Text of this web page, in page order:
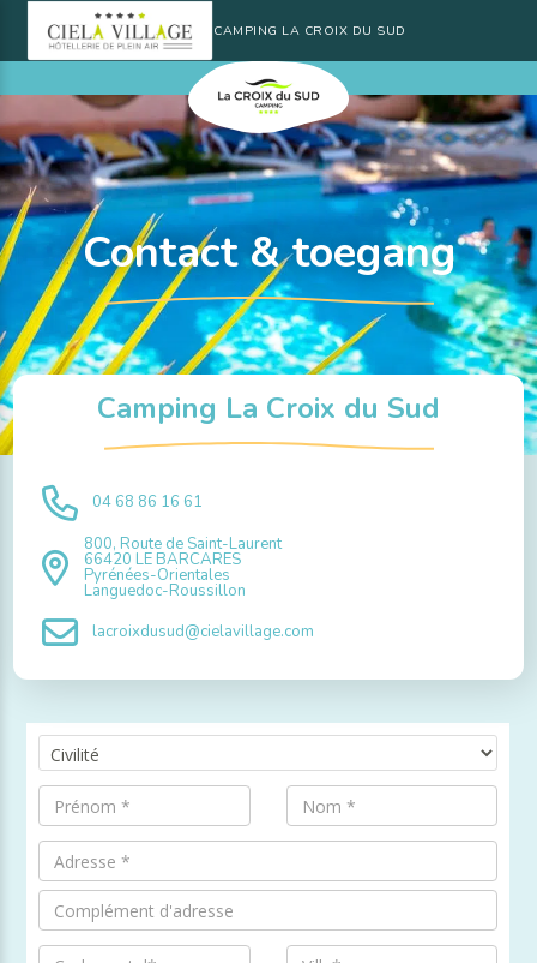
CAMPING LA CROIX DU SUD
Contact & toegang
Camping La Croix du Sud
04 68 86 16 61
800, Route de Saint-Laurent
66420 LE BARCARES
Pyrénées-Orientales
Languedoc-Roussillon
lacroixdusud@cielavillage.com